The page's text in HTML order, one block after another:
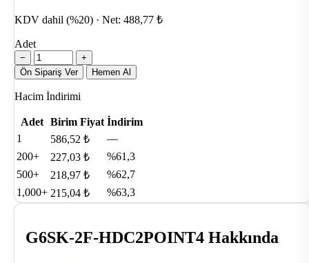
KDV dahil (%20) · Net: 488,77 ₺
Adet
−
+
Ön Sipariş Ver
Hemen Al
Hacim İndirimi
Adet Birim Fiyat İndirim
1
586,52 ₺
—
200+
227,03 ₺
%61,3
500+
218,97 ₺
%62,7
1,000+ 215,04 ₺ %63,3
G6SK-2F-HDC2POINT4 Hakkında